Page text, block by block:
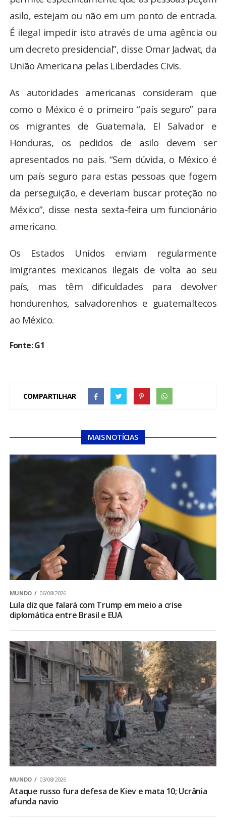
asilo, estejam ou não em um ponto de entrada.
É ilegal impedir isto através de uma agência ou
um decreto presidencial”, disse Omar Jadwat, da
União Americana pelas Liberdades Civis.
As autoridades americanas consideram que
como o México é o primeiro “país seguro” para
os migrantes de Guatemala, El Salvador e
Honduras, os pedidos de asilo devem ser
apresentados no país. “Sem dúvida, o México é
um país seguro para estas pessoas que fogem
da perseguição, e deveriam buscar proteção no
México”, disse nesta sexta-feira um funcionário
americano.
Os Estados Unidos enviam regularmente
imigrantes mexicanos ilegais de volta ao seu
país, mas têm dificuldades para devolver
hondurenhos, salvadorenhos e guatemaltecos
ao México.
Fonte: G1
COMPARTILHAR
MAIS NOTÍCIAS
MUNDO 06/08/2026
Lula diz que falará com Trump em meio a crise
diplomática entre Brasil e EUA
MUNDO 03/08/2026
Ataque russo fura defesa de Kiev e mata 10; Ucrânia
afunda navio